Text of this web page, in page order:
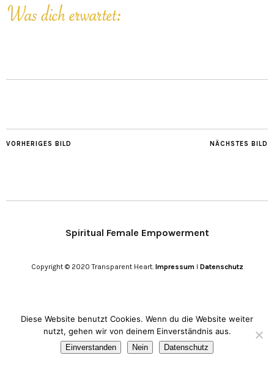
NÄCHSTES BILD
VORHERIGES BILD
Spiritual Female Empowerment
Copyright © 2020 Transparent Heart. ImpressumI Datenschutz
Diese Website benutzt Cookies. Wenn du die Website weiter
nutzt, gehen wir von deinem Einverständnis aus.
Einverstanden Nein Datenschutz